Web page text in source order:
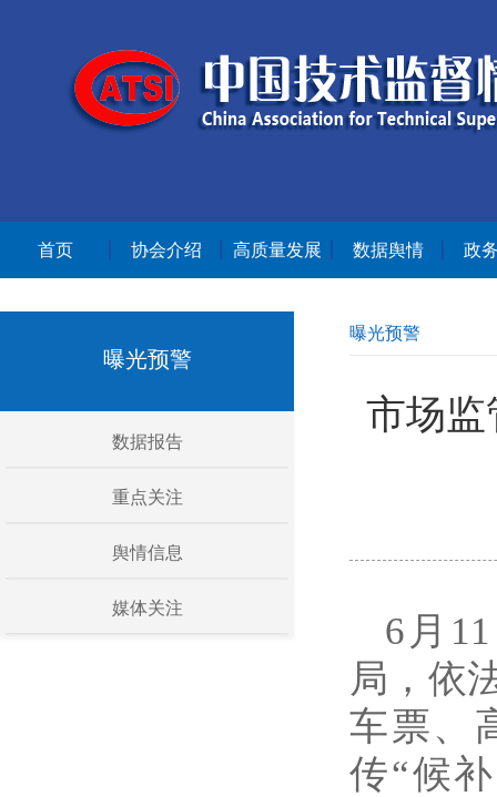
首页 协会介绍 高质量发展 数据舆情 政
曝光预警
数据报告
重点关注
舆情信息
媒体关注
曝光预警
市场监
6月
局，依
车票、
传“候